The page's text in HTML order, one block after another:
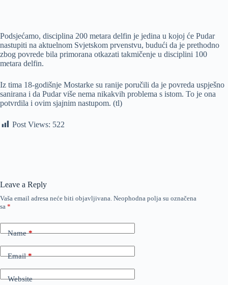
Podsjećamo, disciplina 200 metara delfin je jedina u kojoj će Pudar
nastupiti na aktuelnom Svjetskom prvenstvu, budući da je prethodno
zbog povrede bila primorana otkazati takmičenje u disciplini 100
metara delfin.
Iz tima 18-godišnje Mostarke su ranije poručili da je povreda uspješno
sanirana i da Pudar više nema nikakvih problema s istom. To je ona
potvrdila i ovim sjajnim nastupom. (tl)
Post Views: 522
Leave a Reply
Vaša email adresa neće biti objavljivana. Neophodna polja su označena
sa *
Name*
Email*
Website